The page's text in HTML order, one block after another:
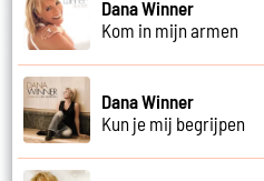
Dana Winner
Kom in mijn armen
Dana Winner
Kun je mij begrijpen